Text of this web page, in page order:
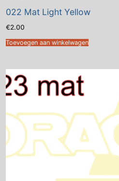
022 Mat Light Yellow
€2.00
Toevoegen aan winkelwagen